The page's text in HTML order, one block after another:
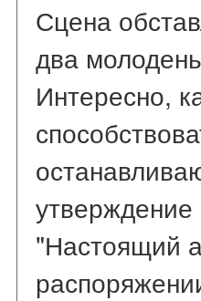
Сцена
два
Интересно,
утверждение
"Настоящий